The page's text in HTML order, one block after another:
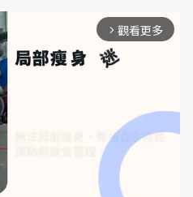
arrow_forward_ios 觀看更多